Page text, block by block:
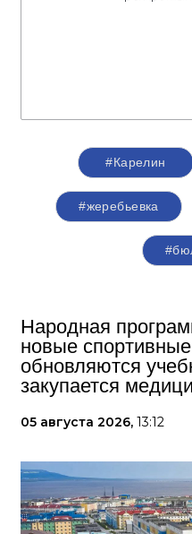
#Карелин
#жеребьевка
Народная
новые
обновляются
закупается
05 августа 2026, 13:12